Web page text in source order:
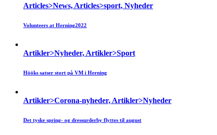
Articles>News, Articles>sport, Nyheder
Volunteers at Herning2022
Artikler>Nyheder, Artikler>Sport
Hööks satser stort på VM i Herning
Artikler>Corona-nyheder, Artikler>Nyheder
Det tyske spring- og dressurderby flyttes til august